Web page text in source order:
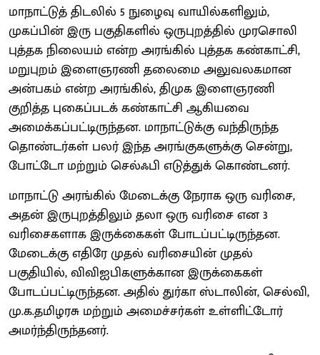
மாநாட்டுத் திடலில் 5 நுழைவு வாயில்களிலும்,
முகப்பின் இரு பகுதிகளில் ஒருபுறத்தில் முரசொலி
புத்தக நிலையம் என்ற அரங்கில் புத்தக கண்காட்சி,
மறுபுறம் இளைஞரணி தலைமை அலுவலகமான
அன்பகம் என்ற அரங்கில், திமுக இளைஞரணி
குறித்த புகைப்படக் கண்காட்சி ஆகியவை
அமைக்கப்பட்டிருந்தன. மாநாட்டுக்கு வந்திருந்த
தொண்டர்கள் பலர் இந்த அரங்குகளுக்கு சென்று,
போட்டோ மற்றும் செல்ஃபி எடுத்துக் கொண்டனர்.
மாநாட்டு அரங்கில் மேடைக்கு நேராக ஒரு வரிசை,
அதன் இருபுறத்திலும் தலா ஒரு வரிசை என 3
வரிசைகளாக இருக்கைகள் போடப்பட்டிருந்தன.
மேடைக்கு எதிரே முதல் வரிசையின் முதல்
பகுதியில், விவிஐபிகளுக்கான இருக்கைகள்
போடப்பட்டிருந்தன. அதில் துர்கா ஸ்டாலின், செல்வி,
மு.க.தமிழரசு மற்றும் அமைச்சர்கள் உள்ளிட்டோர்
அமர்ந்திருந்தனர்.